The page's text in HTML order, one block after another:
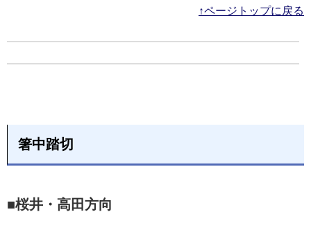
↑ページトップに戻る
箸中踏切
■桜井・高田方向